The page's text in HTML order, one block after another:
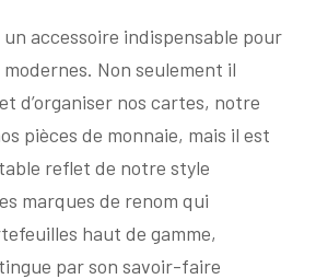
accessoire indispensable pour
Non seulement il
d’organiser nos cartes, notre
pièces de monnaie, mais il est
reflet de notre style
marques de renom qui
haut de gamme,
par son savoir-faire